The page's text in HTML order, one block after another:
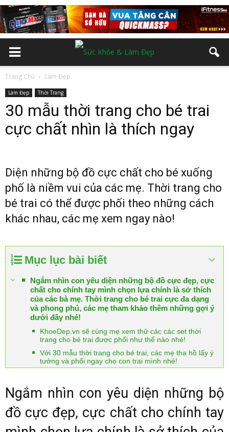
Trang Chủ Làm Đẹp
Làm Đẹp Thời Trang
30 mẫu thời trang cho bé trai
cực chất nhìn là thích ngay
Diện những bộ đồ cực chất cho bé xuống
phố là niềm vui của các mẹ. Thời trang cho
bé trai có thể được phối theo những cách
khác nhau, các mẹ xem ngay nào!
Mục lục bài biết
Ngắm nhìn con yêu diện những bộ đồ cực đẹp, cực
chất cho chính tay mình chọn lựa chính là sở thích
của các bà mẹ. Thời trang cho bé trai cực đa dạng
và phong phú, các mẹ tham khảo thêm những gợi ý
dưới đây nhé!
KhoeDep.vn sẽ cùng mẹ xem thử các các set thời
trang cho bé trai được phối như thể nào nhé!
Với 30 mẫu thời trang cho bé trai, các mẹ tha hồ lấy ý
tưởng và phối ngay cho con trai mình nhé!
Ngắm nhìn con yêu diện những bộ
đồ cực đẹp, cực chất cho chính tay